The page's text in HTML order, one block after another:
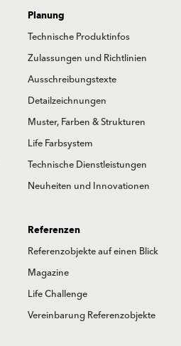
Planung
Technische Produktinfos
Zulassungen und Richtlinien
Ausschreibungstexte
Detailzeichnungen
Muster, Farben & Strukturen
Life Farbsystem
Technische Dienstleistungen
Neuheiten und Innovationen
Referenzen
Referenzobjekte auf einen Blick
Magazine
Life Challenge
Vereinbarung Referenzobjekte